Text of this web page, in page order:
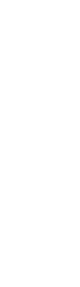
合力深夜将其击毙
义
公正